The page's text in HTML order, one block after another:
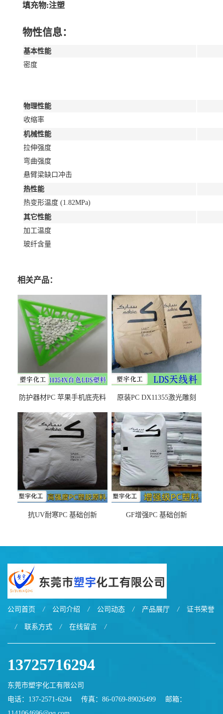
填充物:注塑
物性信息：
基本性能
密度
物理性能
收缩率
机械性能
拉伸强度
弯曲强度
悬臂梁缺口冲击
热性能
热变形温度 (1.82MPa)
其它性能
加工温度
玻纤含量
相关产品：
防护器材PC 苹果手机底壳料
之忧
原装PC DX11355激光雕刻
抗UV耐寒PC 基础创新
GF增强PC 基础创新
公司首页 / 公司介绍 / 公司动态 / 产品展厅 / 证书荣誉
/ 联系方式 / 在线留言 /
13725716294
东莞市塑宇化工有限公司
电话：137-2571-6294
传真：86-0769-89026499
邮箱：